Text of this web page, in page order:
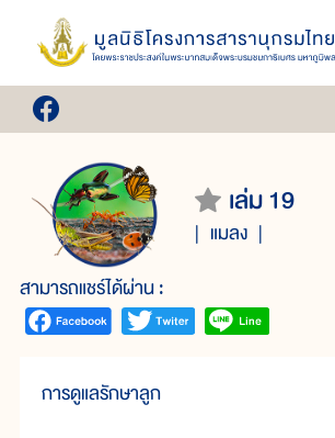
เล่ม 19
แมลง
สามารถแชร์ได้ผ่าน :
การดูแลรักษาลูก